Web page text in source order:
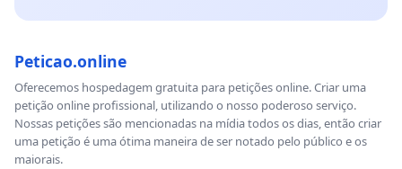
Peticao.online
Oferecemos hospedagem gratuita para petições online. Criar uma
petição online profissional, utilizando o nosso poderoso serviço.
Nossas petições são mencionadas na mídia todos os dias, então criar
uma petição é uma ótima maneira de ser notado pelo público e os
maiorais.